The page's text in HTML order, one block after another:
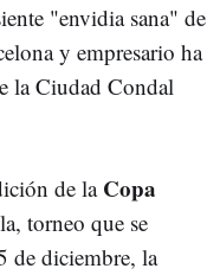
"envidia sana" de
y empresario ha
la Ciudad Condal
de la Copa
torneo que se
de diciembre, la